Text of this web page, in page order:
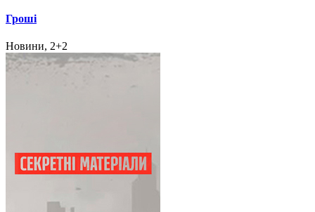
Гроші
Новини, 2+2